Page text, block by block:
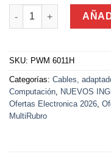
Mouse Inalambrico 2.4
SKU: PWM 6011H
Categorías: Cables,
Computación
NUEVOS
Ofertas Electronica 2026
MultiRubro